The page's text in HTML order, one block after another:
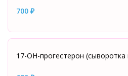
700 ₽
17-ОН-прогестерон (сыворотка